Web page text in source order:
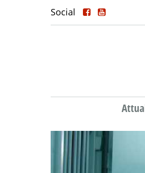
Social